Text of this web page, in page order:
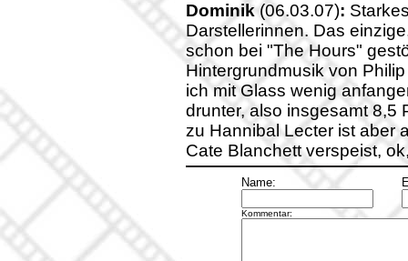
Dominik(06.03.07):
Darstellerinnen. Das
schon bei "The Hours"
Hintergrundmusik von
ich mit Glass wenig
drunter, also insgesamt 8,5
zu Hannibal Lecter ist aber
Cate Blanchett verspeist,
Name:
Kommentar: